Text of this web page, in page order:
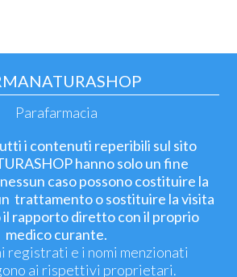
Parafarmacia
i contenuti reperibili sul sito
hanno solo un fine
caso possono costituire la
trattamento o sostituire la visita
il rapporto diretto con il proprio
medico curante.
registrati e i nomi menzionati
ai rispettivi proprietari.